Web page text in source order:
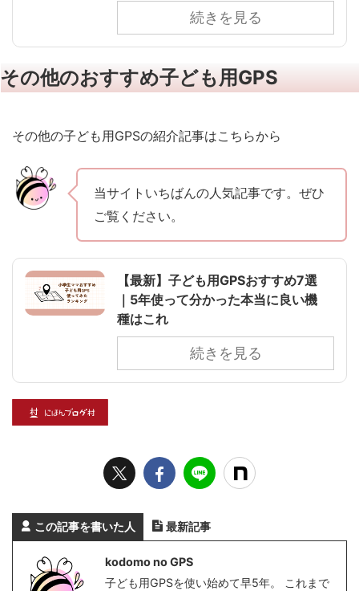
続きを見る
その他のおすすめ子ども用GPS
その他の子ども用GPSの紹介記事はこちらから
当サイトいちばんの人気記事です。ぜひ
ご覧ください。
【最新】子ども用GPSおすすめ7選
｜5年使って分かった本当に良い機
種はこれ
続きを見る
この記事を書いた人 最新記事
kodomo no GPS
子ども用GPSを使い始めて早5年。 これまで